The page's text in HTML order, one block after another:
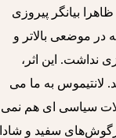
بیانگر پیروزی
در موضعی بالاتر و
نداشت. این اثر،
لانتیموس به ما می
سیاسی ای هم نمی
خرگوش‌های سفید و